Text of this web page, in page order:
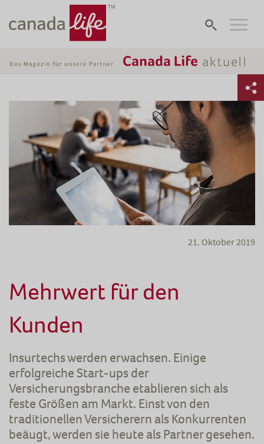
21. Oktober 2019
Mehrwert für den
Kunden
Insurtechs werden erwachsen. Einige
erfolgreiche Start-ups der
Versicherungsbranche etablieren sich als
feste Größen am Markt. Einst von den
traditionellen Versicherern als Konkurrenten
beäugt, werden sie heute als Partner gesehen.